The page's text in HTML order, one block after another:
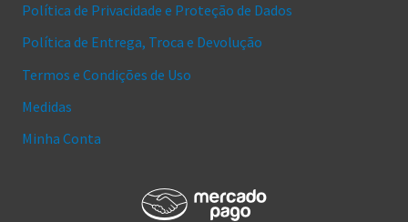
Política de Privacidade e Proteção de Dados
Política de Entrega, Troca e Devolução
Termos e Condições de Uso
Medidas
Minha Conta